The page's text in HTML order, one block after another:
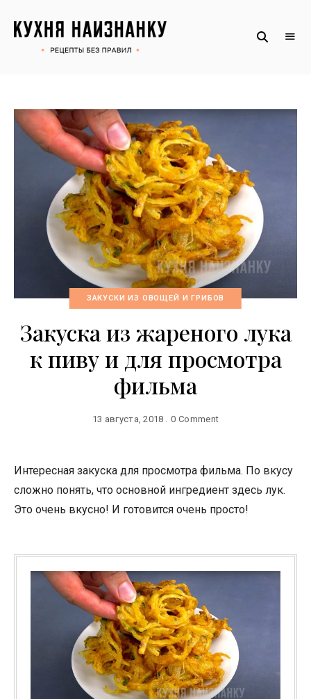
сайт
ЗАКУСКИ ИЗ ОВОЩЕЙ И ГРИБОВ
Закуска из жареного лука
к пиву и для просмотра
фильма
13 августа, 2018 0 Comment
Интересная закуска для просмотра фильма. По вкусу
сложно понять, что основной ингредиент здесь лук.
Это очень вкусно! И готовится очень просто!